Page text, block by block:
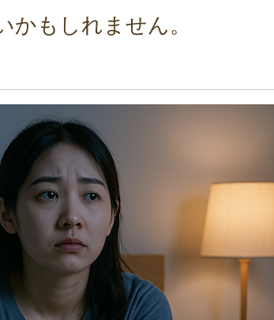
もしれません。